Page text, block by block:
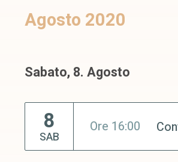
Agosto 2020
Sabato, 8. Agosto
8
SAB
Ore 16:00